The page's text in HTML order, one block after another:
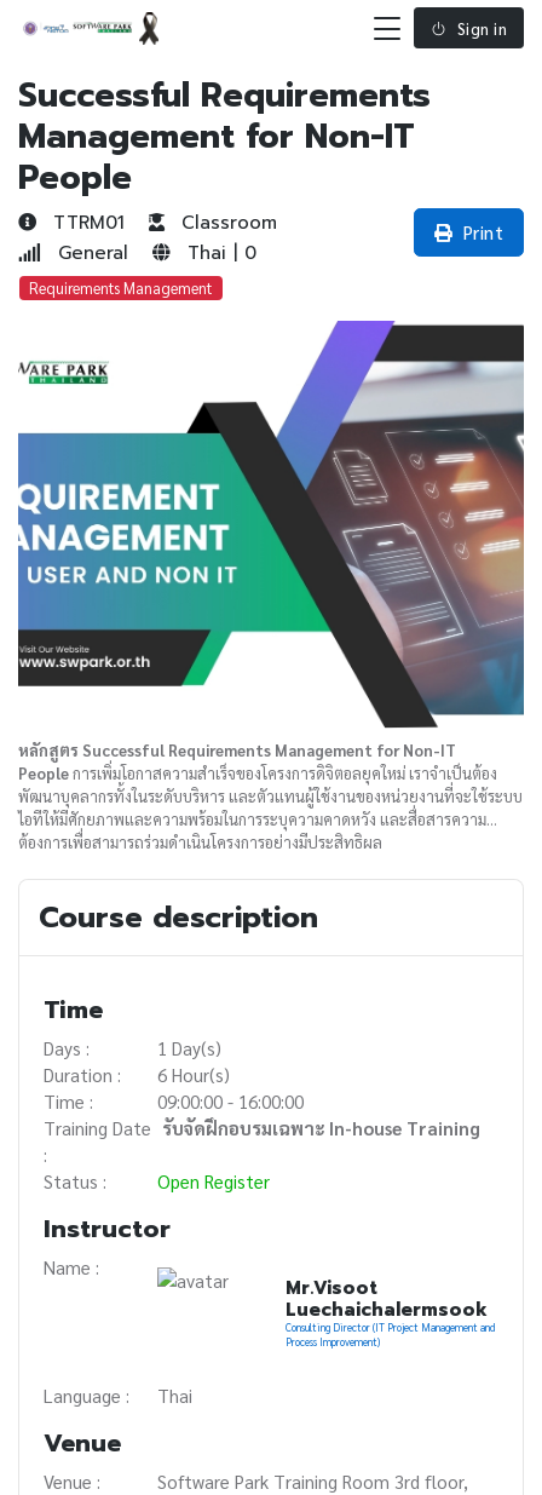
Sign in
Successful Requirements
Management for Non-IT
People
TTRM01
Classroom
General
Thai | 0
Requirements Management
Print
หลักสูตร Successful Requirements Management for Non-IT
Peopleการเพิ่มโอกาสความสำเร็จของโครงการดิจิตอลยุคใหม่ เราจำเป็นต้อง
พัฒนาบุคลากรทั้งในระดับบริหาร และตัวแทนผู้ใช้งานของหน่วยงานที่จะใช้ระบบ
ไอทีให้มีศักยภาพและความพร้อมในการระบุความคาดหวัง และสื่อสารความ
ต้องการเพื่อสามารถร่วมดำเนินโครงการอย่างมีประสิทธิผล
Course description
Time
Days :
1 Day(s)
Duration :
6 Hour(s)
Time :
09:00:00 - 16:00:00
Training Date
:
รับจัดฝึกอบรมเฉพาะ In-house Training
Status : Open Register
Instructor
Name :
Mr.Visoot
Luechaichalermsook
Consulting Director (IT Project Management and
Process Improvement)
Language : Thai
Venue
Venue :
Software Park Training Room 3rd floor,